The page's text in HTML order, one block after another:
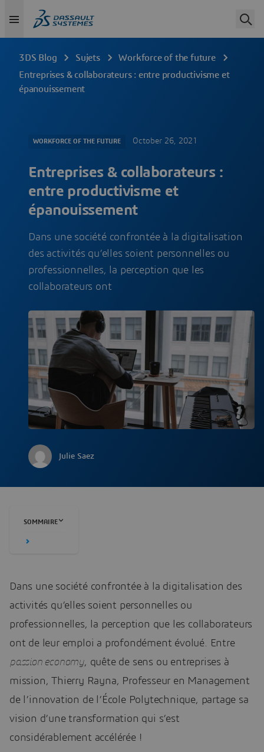
3DS Blog Sujets
Workforce of the future
Entreprises & collaborateurs : entre productivisme et
épanouissement
WORKFORCE OF THE FUTURE October 26, 2021
Entreprises & collaborateurs :
entre productivisme et
épanouissement
Dans une société confrontée à la digitalisation
des activités qu’elles soient personnelles ou
professionnelles, la perception que les
collaborateurs ont
Julie Saez
SOMMAIRE
Dans une société confrontée à la digitalisation des
activités qu’elles soient personnelles ou
professionnelles, la perception que les collaborateurs
ont de leur emploi a profondément évolué. Entre
passion economy, quête de sens ou entreprises à
mission, Thierry Rayna, Professeur en Management
de l’innovation de l’École Polytechnique, partage sa
vision d’une transformation qui s’est
considérablement accélérée !